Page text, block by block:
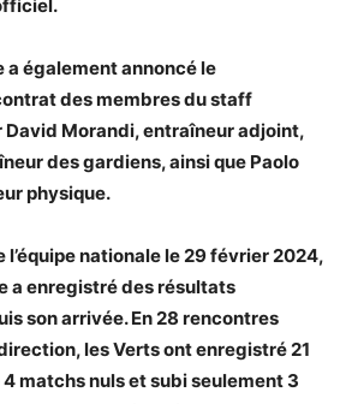
a également annoncé le
des membres du staff
David Morandi, entraîneur adjoint,
des gardiens, ainsi que Paolo
physique.
l’équipe nationale le 29 février 2024,
a enregistré des résultats
son arrivée. En 28 rencontres
les Verts ont enregistré 21
matchs nuls et subi seulement 3